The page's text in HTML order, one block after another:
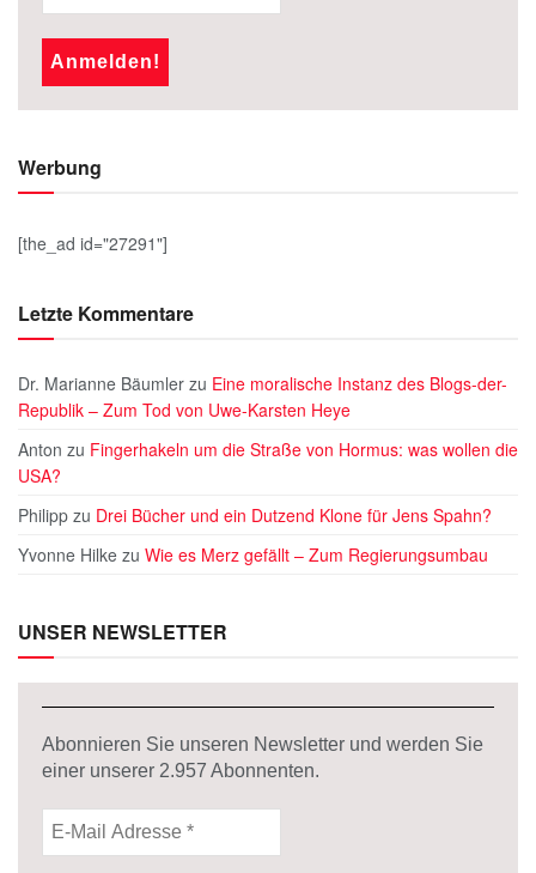
Werbung
[the_ad id="27291"]
Letzte Kommentare
Dr. Marianne Bäumler zu Eine moralische Instanz des Blogs-der-
Republik – Zum Tod von Uwe-Karsten Heye
Anton zu Fingerhakeln um die Straße von Hormus: was wollen die
USA?
Philipp zu Drei Bücher und ein Dutzend Klone für Jens Spahn?
Yvonne Hilke zu Wie es Merz gefällt – Zum Regierungsumbau
UNSER NEWSLETTER
Abonnieren Sie unseren Newsletter und werden Sie
einer unserer 2.957 Abonnenten.